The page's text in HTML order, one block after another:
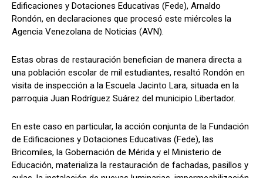
Edificaciones y Dotaciones Educativas (Fede), Arnaldo
Rondón, en declaraciones que procesó este miércoles la
Agencia Venezolana de Noticias (AVN).
Estas obras de restauración benefician de manera directa a
una población escolar de mil estudiantes, resaltó Rondón en
visita de inspección a la Escuela Jacinto Lara, situada en la
parroquia Juan Rodríguez Suárez del municipio Libertador.
En este caso en particular, la acción conjunta de la Fundación
de Edificaciones y Dotaciones Educativas (Fede), las
Bricomiles, la Gobernación de Mérida y el Ministerio de
Educación, materializa la restauración de fachadas, pasillos y